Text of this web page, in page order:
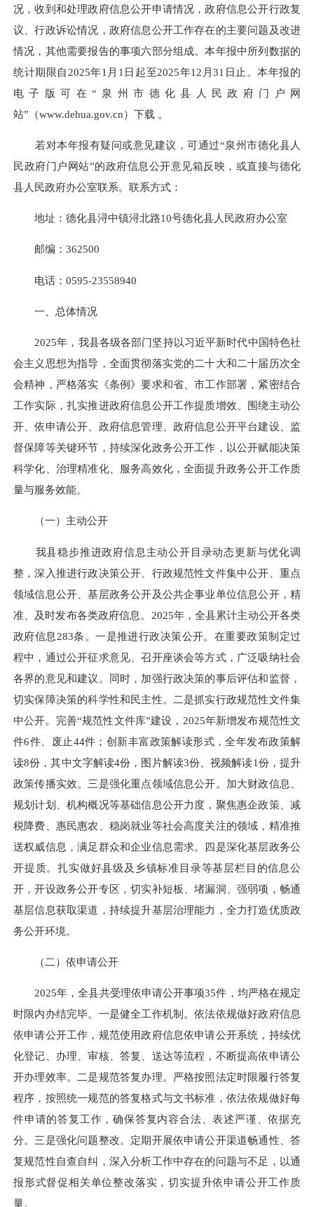
况，收到和处理政府信息公开申请情况，政府信息公开行政复
议、行政诉讼情况，政府信息公开工作存在的主要问题及改进
情况，其他需要报告的事项六部分组成。本年报中所列数据的
统计期限自2025年1月1日起至2025年12月31日止。本年报的
电子版可在“泉州市德化县人民政府门户网
站”（www.dehua.gov.cn）下载 。
若对本年报有疑问或意见建议，可通过“泉州市德化县人
民政府门户网站”的政府信息公开意见箱反映，或直接与德化
县人民政府办公室联系。联系方式：
地址：德化县浔中镇浔北路10号德化县人民政府办公室
邮编：362500
电话： 0595-23558940
一、总体情况
2025年，我县各级各部门坚持以习近平新时代中国特色社
会主义思想为指导，全面贯彻落实党的二十大和二十届历次全
会精神，严格落实《条例》要求和省、市工作部署，紧密结合
工作实际，扎实推进政府信息公开工作提质增效。围绕主动公
开、依申请公开、政府信息管理、政府信息公开平台建设、监
督保障等关键环节，持续深化政务公开工作，以公开赋能决策
科学化、治理精准化、服务高效化，全面提升政务公开工作质
量与服务效能。
（一）主动公开
我县稳步推进政府信息主动公开目录动态更新与优化调
整，深入推进行政决策公开、行政规范性文件集中公开、重点
领域信息公开、基层政务公开及公共企事业单位信息公开，精
准、及时发布各类政府信息。2025年，全县累计主动公开各类
政府信息283条。一是推进行政决策公开。在重要政策制定过
程中，通过公开征求意见、召开座谈会等方式，广泛吸纳社会
各界的意见和建议。同时，加强行政决策的事后评估和监督，
切实保障决策的科学性和民主性。二是抓实行政规范性文件集
中公开。完善“规范性文件库”建设，2025年新增发布规范性文
件6件、废止44件；创新丰富政策解读形式，全年发布政策解
读8份，其中文字解读4份，图片解读3份、视频解读1份，提升
政策传播实效。三是强化重点领域信息公开。加大财政信息、
规划计划、机构概况等基础信息公开力度，聚焦惠企政策、减
税降费、惠民惠农、稳岗就业等社会高度关注的领域，精准推
送权威信息，满足群众和企业信息需求。四是深化基层政务公
开提质。扎实做好县级及乡镇标准目录等基层栏目的信息公
开，开设政务公开专区，切实补短板、堵漏洞、强弱项，畅通
基层信息获取渠道，持续提升基层治理能力，全力打造优质政
务公开环境。
（二）依申请公开
2025年，全县共受理依申请公开事项35件，均严格在规定
时限内办结完毕。一是健全工作机制。依法依规做好政府信息
依申请公开工作，规范使用政府信息依申请公开系统，持续优
化登记、办理、审核、答复、送达等流程，不断提高依申请公
开办理效率。二是规范答复办理。严格按照法定时限履行答复
程序，按照统一规范的答复格式与文书标准，依法依规做好每
件申请的答复工作，确保答复内容合法、表述严谨、依据充
分。三是强化问题整改。定期开展依申请公开渠道畅通性、答
复规范性自查自纠，深入分析工作中存在的问题与不足，以通
报形式督促相关单位整改落实，切实提升依申请公开工作质
量。